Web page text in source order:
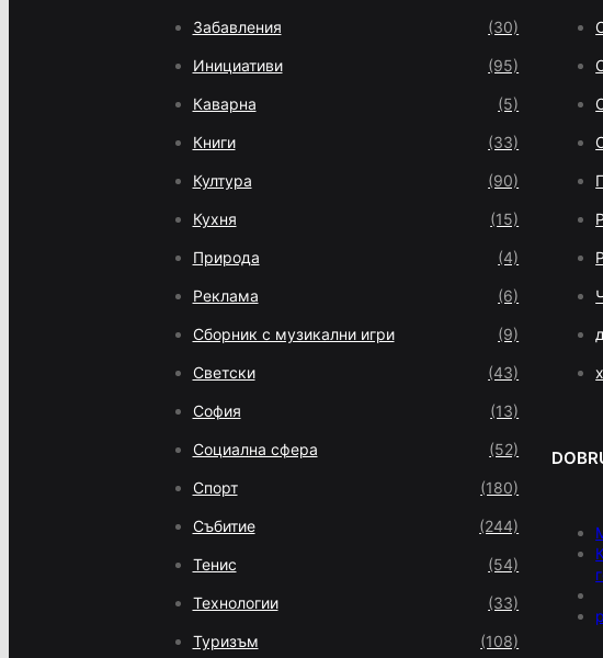
Забавления (30)
Инициативи (95)
Каварна (5)
Книги (33)
Култура (90)
Кухня (15)
Природа (4)
Реклама (6)
Сборник с музикални игри (9)
Светски (43)
София (13)
Социална сфера (52)
Спорт (180)
Събитие (244)
Тенис (54)
Технологии (33)
Туризъм (108)